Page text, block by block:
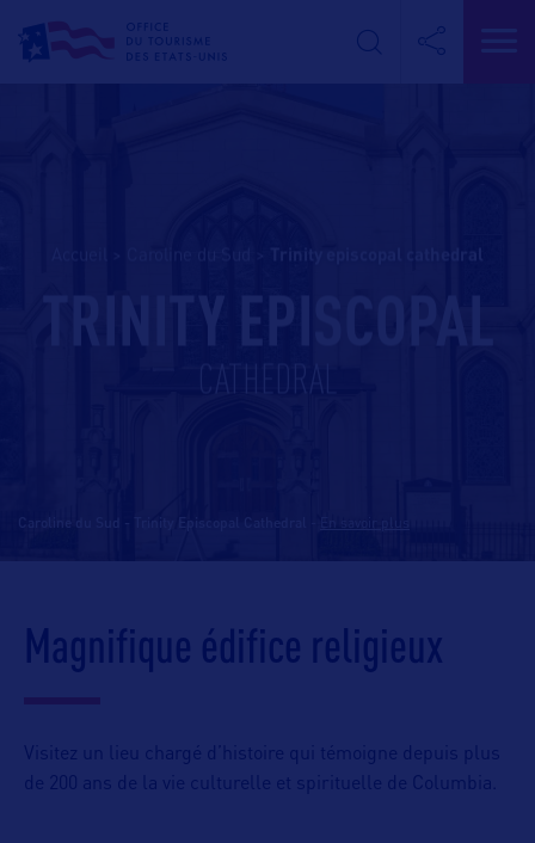
TRINITY EPISCOPAL
CATHEDRAL
Caroline du Sud - Trinity Episcopal Cathedral
Magnifique édifice religieux
Visitez un lieu chargé d’histoire qui témoigne depuis plus
de 200 ans de la vie culturelle et spirituelle de Columbia.